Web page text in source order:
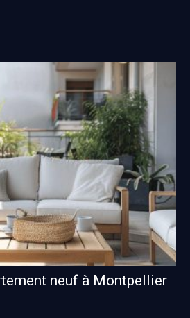
neuf à Montpellier